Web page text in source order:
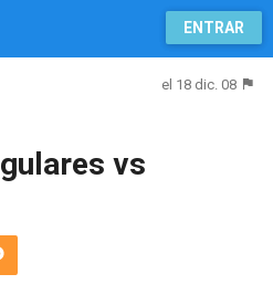
ENTRAR
el 18 dic. 08
vs